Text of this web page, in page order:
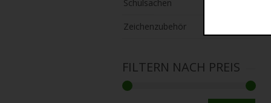
Schulsachen
Zeichenzubehör
FILTERN NACH PREIS